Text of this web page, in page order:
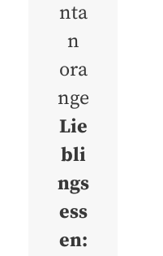
nta
n
ora
nge
Lie
bli
ngs
ess
en: